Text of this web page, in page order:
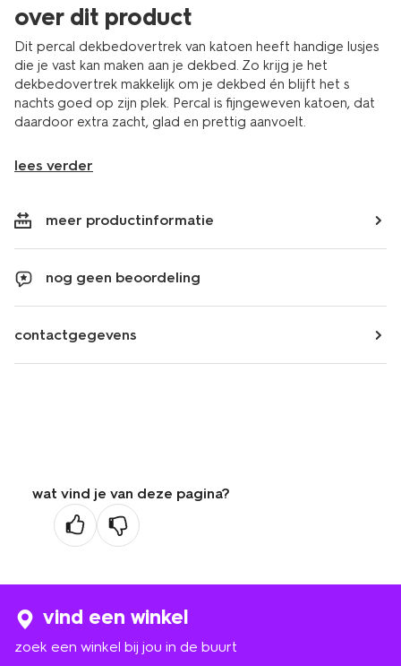
over dit product
Dit percal dekbedovertrek van katoen heeft handige lusjes
die je vast kan maken aan je dekbed. Zo krijg je het
dekbedovertrek makkelijk om je dekbed én blijft het s
nachts goed op zijn plek. Percal is fijngeweven katoen, dat
daardoor extra zacht, glad en prettig aanvoelt.
lees verder
meer productinformatie
nog geen beoordeling
contactgegevens
wat vind je van deze pagina?
vind een winkel
zoek een winkel bij jou in de buurt